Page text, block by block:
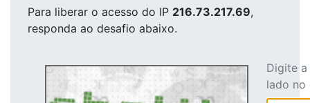
Para liberar o acesso do IP 216.73.217.69,
responda ao desafio abaixo.
Digite
lado no